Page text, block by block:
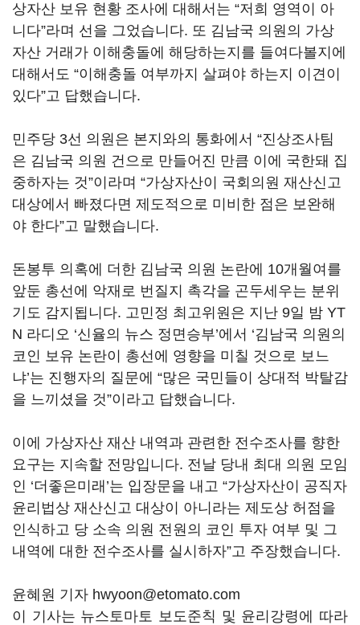
상자산 보유 현황 조사에 대해서는 “저희 영역이 아
니다”라며 선을 그었습니다. 또 김남국 의원의 가상
자산 거래가 이해충돌에 해당하는지를 들여다볼지에
대해서도 “이해충돌 여부까지 살펴야 하는지 이견이
있다”고 답했습니다.
민주당 3선 의원은 본지와의 통화에서 “진상조사팀
은 김남국 의원 건으로 만들어진 만큼 이에 국한돼 집
중하자는 것”이라며 “가상자산이 국회의원 재산신고
대상에서 빠졌다면 제도적으로 미비한 점은 보완해
야 한다”고 말했습니다.
돈봉투 의혹에 더한 김남국 의원 논란에 10개월여를
앞둔 총선에 악재로 번질지 촉각을 곤두세우는 분위
기도 감지됩니다. 고민정 최고위원은 지난 9일 밤 YT
N 라디오 ‘신율의 뉴스 정면승부’에서 ‘김남국 의원의
코인 보유 논란이 총선에 영향을 미칠 것으로 보느
냐’는 진행자의 질문에 “많은 국민들이 상대적 박탈감
을 느끼셨을 것”이라고 답했습니다.
이에 가상자산 재산 내역과 관련한 전수조사를 향한
요구는 지속할 전망입니다. 전날 당내 최대 의원 모임
인 ‘더좋은미래’는 입장문을 내고 “가상자산이 공직자
윤리법상 재산신고 대상이 아니라는 제도상 허점을
인식하고 당 소속 의원 전원의 코인 투자 여부 및 그
내역에 대한 전수조사를 실시하자”고 주장했습니다.
윤혜원 기자 hwyoon@etomato.com
이 기사는 뉴스토마토 보도준칙 및 윤리강령에 따라